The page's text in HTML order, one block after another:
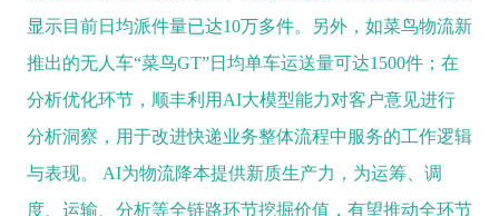
显示目前日均派件量已达10万多件。另外，如菜鸟物流新
推出的无人车“菜鸟GT”日均单车运送量可达1500件；在
分析优化环节，顺丰利用AI大模型能力对客户意见进行
分析洞察，用于改进快递业务整体流程中服务的工作逻辑
与表现。 AI为物流降本提供新质生产力，为运筹、调
度、运输、分析等全链路环节挖掘价值，有望推动全环节